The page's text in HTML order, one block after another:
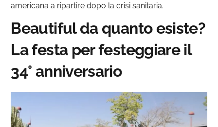
americana a ripartire dopo la crisi sanitaria.
Beautiful da quanto esiste?
La festa per festeggiare il
34° anniversario